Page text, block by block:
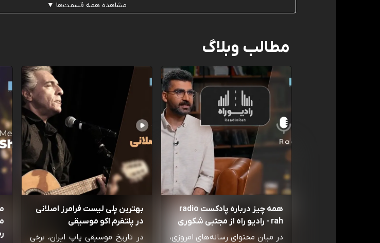
مشاهده همه قسمت‌ها ▼
مطالب وبلاگ
همه چیز درباره پادکست radio
rah - رادیو راه از مجتبی شکوری
در میان محتوای رسانه‌های امروزی،
بهترین پلی لیست فرامرز اصلانی
در پلتفرم اکو موسیقی
در تاریخ موسیقی پاپ ایران، برخی